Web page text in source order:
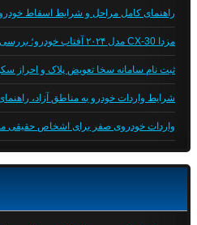
راهنمای کامل مراحل و شرایط اسقاط خودرو فرسوده
مزدا CX-30 مدل ۲۰۲۴ آفتاب خودرو؛ بررسی و مشخصات فنی
ثبت نام سامانه سخا تعویض پلاک و احراز
شرایط واردات خودرو به مناطق آزاد،
واردات خودروی صفر برای اشخاص حقیقی